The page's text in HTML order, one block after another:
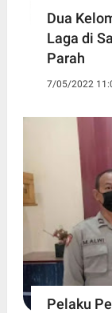
Dua
Laga di
Parah
7/05/2022
Pelaku